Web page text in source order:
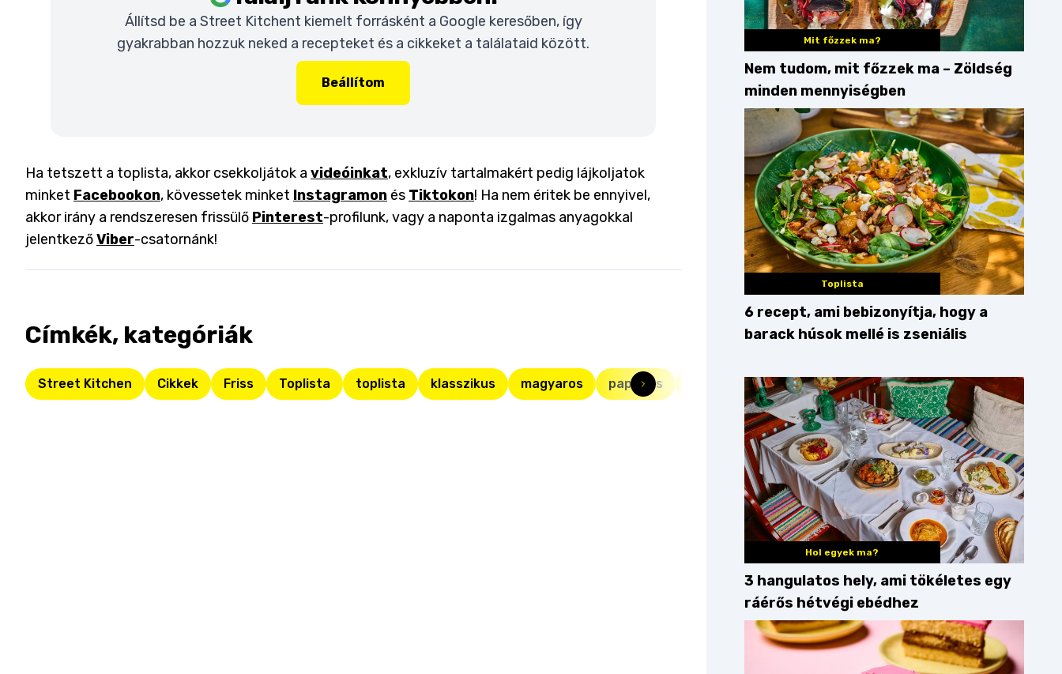
Állítsd be a Street Kitchent kiemelt forrásként a Google keresőben, így
gyakrabban hozzuk neked a recepteket és a cikkeket a találataid között.
Beállítom
Ha tetszett a toplista, akkor csekkoljátok a videóinkat, exkluzív tartalmakért pedig lájkoljatok
minket Facebookon, kövessetek minket Instagramon és Tiktokon! Ha nem éritek be ennyivel,
akkor irány a rendszeresen frissülő Pinterest-profilunk, vagy a naponta izgalmas anyagokkal
jelentkezőViber-csatornánk!
Címkék, kategóriák
Street Kitchen Cikkek Friss Toplista toplista klasszikus magyaros paprikás paprikás csirke magyaros ízek paprikás krumpli
Mit főzzek ma?
Nem tudom, mit főzzek ma – Zöldség
minden mennyiségben
Toplista
6 recept, ami bebizonyítja, hogy a
barack húsok mellé is zseniális
Hol egyek ma?
3 hangulatos hely, ami tökéletes egy
ráérős hétvégi ebédhez